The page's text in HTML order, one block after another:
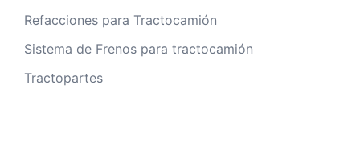
Refacciones para Tractocamión
Sistema de Frenos para tractocamión
Tractopartes